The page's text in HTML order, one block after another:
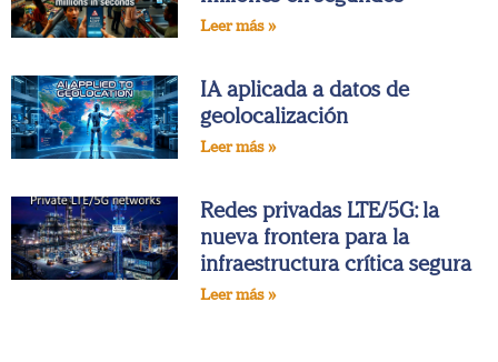
Leer más »
IA aplicada a datos de
geolocalización
Leer más »
Redes privadas LTE/5G: la
nueva frontera para la
infraestructura crítica segura
Leer más »